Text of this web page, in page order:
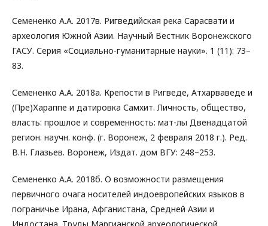
Семененко А.А. 2017в. Ригведийская река Сарасвати и
археология Южной Азии. Научный Вестник Воронежского
ГАСУ. Серия «Социально-гуманитарные науки». 1 (11): 73–
83.
Семененко А.А. 2018а. Крепости в Ригведе, Атхарваведе и
(Пре)Хараппе и датировка Самхит. Личность, общество,
власть: прошлое и современность: мат-лы Двенадцатой
регион. научн. конф. (г. Воронеж, 2 февраля 2018 г.). Ред.
В.Н. Глазьев. Воронеж, Издат. дом ВГУ: 248–253.
Семененко А.А. 2018б. О возможности размещения
первичного очага носителей индоевропейских языков в
пограничье Ирана, Афганистана, Средней Азии и